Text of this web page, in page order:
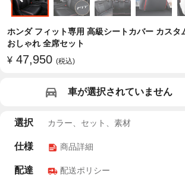
ホンダ フィット専用 高級シートカバー カスタ
おしゃれ 全席セット
¥ 47,950 (税込)
車が選択されていません
選択 カラー、セット、素材
仕様 商品詳細
配達 配送ポリシー